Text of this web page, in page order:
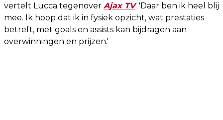
vertelt Lucca tegenover Ajax TV. 'Daar ben ik heel blij
mee. Ik hoop dat ik in fysiek opzicht, wat prestaties
betreft, met goals en assists kan bijdragen aan
overwinningen en prijzen.'